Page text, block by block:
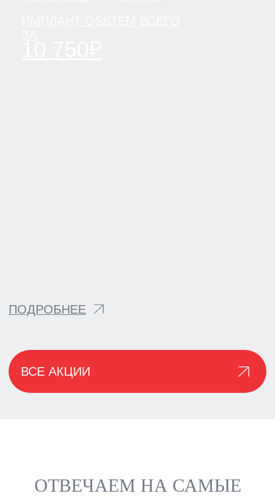
ОТВЕЧАЕМ НА САМЫЕ